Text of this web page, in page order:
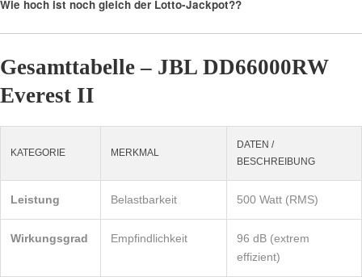
Wie hoch ist noch gleich der Lotto-Jackpot??
Gesamttabelle – JBL DD66000RW
Everest II
KATEGORIE MERKMAL
DATEN /
BESCHREIBUNG
Leistung Belastbarkeit 500 Watt (RMS)
Wirkungsgrad Empfindlichkeit
96 dB (extrem
effizient)